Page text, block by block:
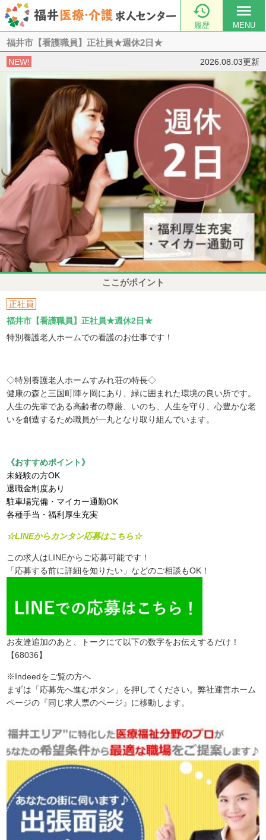

履歴
menu
MENU
福井市【看護職員】正社員★週休2日★
NEW! 2026.08.03更新
ここがポイント
正社員
福井市【看護職員】正社員★週休2日★
特別養護老人ホームでの看護のお仕事です！
◇特別養護老人ホームすみれ荘の特長◇
健康の森と三国町陣ヶ岡にあり、緑に囲まれた環境の良い所です。
人生の先輩である高齢者の尊厳、いのち、人生を守り、心豊かな老
いを創造するため職員が一丸となり取り組んでいます。
《おすすめポイント》
未経験の方OK
退職金制度あり
駐車場完備・マイカー通勤OK
各種手当・福利厚生充実
☆LINEからカンタン応募はこちら☆
この求人はLINEからご応募可能です！
「応募する前に詳細を知りたい」などのご相談もOK！
お友達追加のあと、トークにて以下の数字をお伝えするだけ！
【68036】
※Indeedをご覧の方へ
まずは「応募先へ進むボタン」を押してください。弊社運営ホーム
ページの『同じ求人票のページ』に移動します。